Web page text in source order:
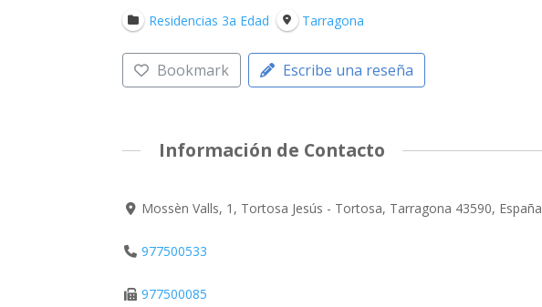
Residencias 3a Edad
Tarragona
Bookmark Escribe una reseña
Información de Contacto
Mossèn Valls, 1, Tortosa Jesús - Tortosa, Tarragona 43590, España
977500533
977500085